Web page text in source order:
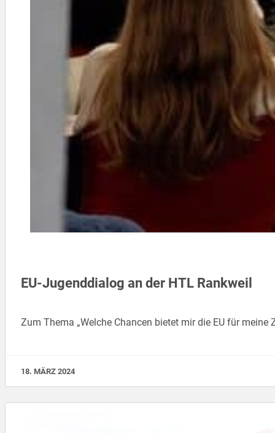
EU-Jugenddialog an der HTL Rankweil
Zum Thema „Welche Chancen bietet mir die EU für
18. MÄRZ 2024